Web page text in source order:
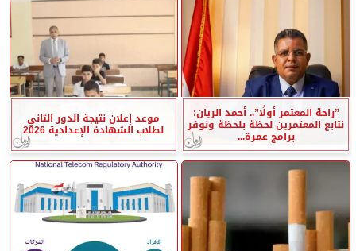
”راحة المعتمر أولًا”.. أحمد الريان:
نتابع المعتمرين لحظة بلحظة ونوفر
برامج عمرة...
موعد إعلان نتيجة الدور الثاني
لطلاب الشهادة الإعدادية 2026